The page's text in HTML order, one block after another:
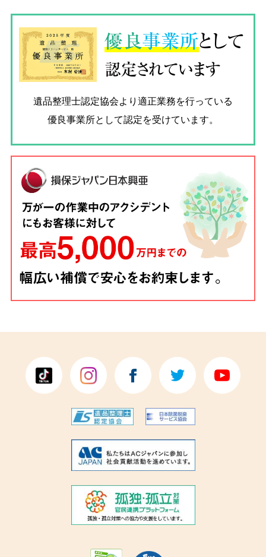
優良事業所として
認定されています
遺品整理士認定協会より適正業務を行っている
優良事業所として認定を受けています。